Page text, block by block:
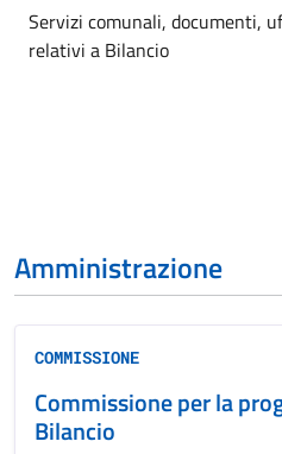
Dettagli
Servizi comunali, documenti,
relativi a Bilancio
Amministrazione
COMMISSIONE
Commissione per la
Bilancio